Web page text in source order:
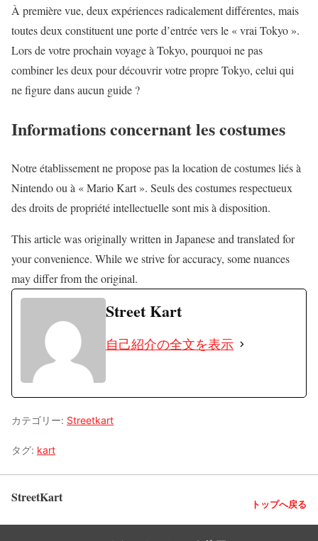
À première vue, deux expériences radicalement différentes, mais
toutes deux constituent une porte d’entrée vers le « vrai Tokyo ».
Lors de votre prochain voyage à Tokyo, pourquoi ne pas
combiner les deux pour découvrir votre propre Tokyo, celui qui
ne figure dans aucun guide ?
Informations concernant les costumes
Notre établissement ne propose pas la location de costumes liés à
Nintendo ou à « Mario Kart ». Seuls des costumes respectueux
des droits de propriété intellectuelle sont mis à disposition.
This article was originally written in Japanese and translated for
your convenience. While we strive for accuracy, some nuances
may differ from the original.
Street Kart
自己紹介の全文を表示
カテゴリー: Streetkart
タグ: kart
StreetKart トップへ戻る